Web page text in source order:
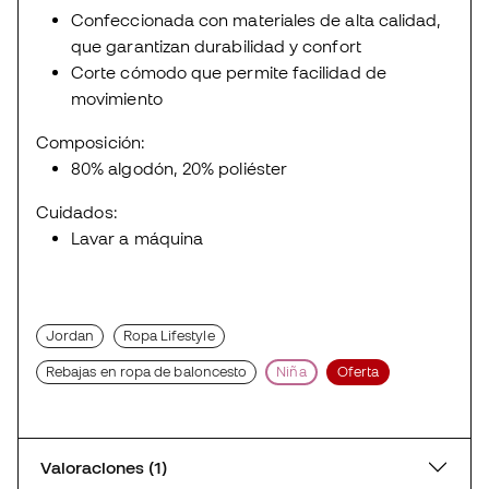
Confeccionada con materiales de alta calidad,
que garantizan durabilidad y confort
Corte cómodo que permite facilidad de
movimiento
Composición:
80% algodón, 20% poliéster
Cuidados:
Lavar a máquina
Jordan Ropa Lifestyle
Rebajas en ropa de baloncesto Niña Oferta
Valoraciones (1)